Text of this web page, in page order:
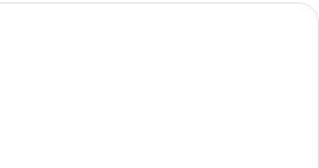
Een moderne hotelkamer met een